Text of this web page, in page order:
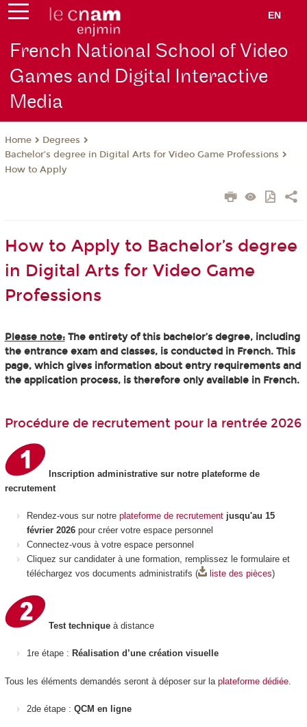
EN
French National School of Video
Games and Digital Interactive
Media
Home
Degrees
Bachelor’s degree in Digital Arts for Video Game Professions
How to Apply
How to Apply to Bachelor’s degree
in Digital Arts for Video Game
Professions
Please note:The entirety of this bachelor’s degree, including
the entrance exam and classes, is conducted in French. This
page, which gives information about entry requirements and
the application process, is therefore only available in French.
Procédure de recrutement pour la rentrée 2026
Inscription administrative sur notre plateforme de
recrutement
Rendez-vous sur notre plateforme de recrutement jusqu'au 15
février 2026 pour créer votre espace personnel
Connectez-vous à votre espace personnel
Cliquez sur candidater à une formation, remplissez le formulaire et
téléchargez vos documents administratifs (
liste des pièces)
Test techniqueà distance
1re étape : Réalisation d’une création visuelle
Tous les éléments demandés seront à déposer sur la plateforme dédiée.
2de étape : QCM en ligne